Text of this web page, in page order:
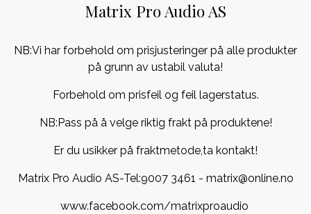
Matrix Pro Audio AS
NB:Vi har forbehold om prisjusteringer på alle produkter
på grunn av ustabil valuta!
Forbehold om prisfeil og feil lagerstatus.
NB:Pass på å velge riktig frakt på produktene!
Er du usikker på fraktmetode,ta kontakt!
Matrix Pro Audio AS-Tel:9007 3461 - matrix@online.no
www.facebook.com/matrixproaudio